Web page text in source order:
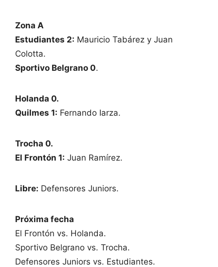
Zona A
Estudiantes 2: Mauricio Tabárez y Juan
Colotta.
Sportivo Belgrano 0.
Holanda 0.
Quilmes 1: Fernando Iarza.
Trocha 0.
El Frontón 1: Juan Ramírez.
Libre: Defensores Juniors.
Próxima fecha
El Frontón vs. Holanda.
Sportivo Belgrano vs. Trocha.
Defensores Juniors vs. Estudiantes.